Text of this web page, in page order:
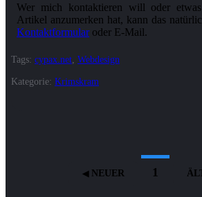
Wer mich kontaktieren will oder
Artikel anzumerken hat, kann das
Kontaktformular
Tags: cypax.net Webdesign
Kategorie: Krimskram
NEUER 1